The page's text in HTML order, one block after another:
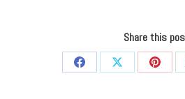
Share this
Share
Share
Share